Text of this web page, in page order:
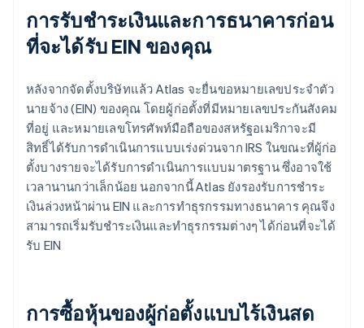
การรับชำระเงินและการธนาคารก่อน
ที่จะได้รับ EIN ของคุณ
หลังจากจัดตั้งบริษัทแล้ว Atlas จะยื่นขอหมายเลขประจำตัว
นายจ้าง (EIN) ของคุณ โดยผู้ก่อตั้งที่มีหมายเลขประกันสังคม
ที่อยู่ และหมายเลขโทรศัพท์มือถือของสหรัฐอเมริกาจะมี
สิทธิ์ได้รับการดำเนินการแบบเร่งด่วนจาก IRS ในขณะที่ผู้ก่อ
ตั้งบางรายจะได้รับการดำเนินการแบบมาตรฐาน ซึ่งอาจใช้
เวลานานกว่าเล็กน้อย นอกจากนี้ Atlas ยังรองรับการชำระ
เงินล่วงหน้าผ่าน EIN และการทำธุรกรรมทางธนาคาร คุณจึง
สามารถเริ่มรับชำระเงินและทำธุรกรรมต่างๆ ได้ก่อนที่จะได้
รับ EIN
การซื้อหุ้นของผู้ก่อตั้งแบบไร้เงินสด